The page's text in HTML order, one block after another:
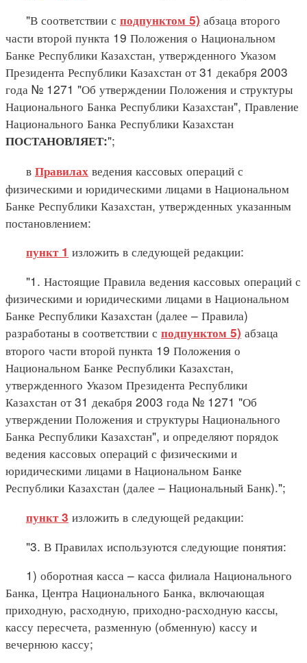
"В соответствии с подпунктом 5) абзаца второго
части второй пункта 19 Положения о Национальном
Банке Республики Казахстан, утвержденного Указом
Президента Республики Казахстан от 31 декабря 2003
года № 1271 "Об утверждении Положения и структуры
Национального Банка Республики Казахстан", Правление
Национального Банка Республики Казахстан
ПОСТАНОВЛЯЕТ:";
в Правилах ведения кассовых операций с
физическими и юридическими лицами в Национальном
Банке Республики Казахстан, утвержденных указанным
постановлением:
пункт 1 изложить в следующей редакции:
"1. Настоящие Правила ведения кассовых операций с
физическими и юридическими лицами в Национальном
Банке Республики Казахстан (далее – Правила)
разработаны в соответствии с подпунктом 5) абзаца
второго части второй пункта 19 Положения о
Национальном Банке Республики Казахстан,
утвержденного Указом Президента Республики
Казахстан от 31 декабря 2003 года № 1271 "Об
утверждении Положения и структуры Национального
Банка Республики Казахстан", и определяют порядок
ведения кассовых операций с физическими и
юридическими лицами в Национальном Банке
Республики Казахстан (далее – Национальный Банк).";
пункт 3 изложить в следующей редакции:
"3. В Правилах используются следующие понятия:
1) оборотная касса – касса филиала Национального
Банка, Центра Национального Банка, включающая
приходную, расходную, приходно-расходную кассы,
кассу пересчета, разменную (обменную) кассу и
вечернюю кассу;